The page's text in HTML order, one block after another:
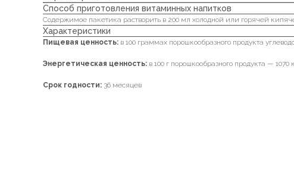
Способ приготовления витаминных напитков
Cодержимое пакетика растворить в 200 мл холодной или горячей
Характеристики
Пищевая ценность: в 100 граммах порошкообразного продукта
Энергетическая ценность: в 100 г порошкообразного продукта —
Срок годности: 36 месяцев